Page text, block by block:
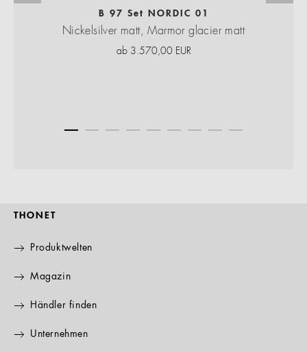
B 97 Set NORDIC 01
Nickelsilver matt, Marmor glacier matt
ab 3.570,00 EUR
THONET
Produktwelten
Magazin
Händler finden
Unternehmen